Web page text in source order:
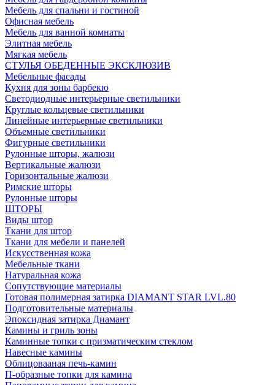
Мебель для спальни и гостиной
Офисная мебель
Мебель для ванной комнаты
Элитная мебель
Мягкая мебель
СТУЛЬЯ ОБЕДЕННЫЕ ЭКСКЛЮЗИВ
Мебельные фасады
Кухня для зоны барбекю
Светодиодные интерьерные светильники
Круглые кольцевые светильники
Линейные интерьерные светильники
Объемные светильники
Фигурные светильники
Рулонные шторы, жалюзи
Вертикальные жалюзи
Горизонтальные жалюзи
Римские шторы
Рулонные шторы
ШТОРЫ
Виды штор
Ткани для штор
Ткани для мебели и панелей
Искусственная кожа
Мебельные ткани
Натуральная кожа
Сопутствующие материалы
Готовая полимерная затирка DIAMANT STAR LVL.80
Подготовительные материалы
Эпоксидная затирка Диамант
Камины и гриль зоны
Каминные топки с призматическим стеклом
Навесные камины
Облицовааная печь-камин
П-образные топки для камина